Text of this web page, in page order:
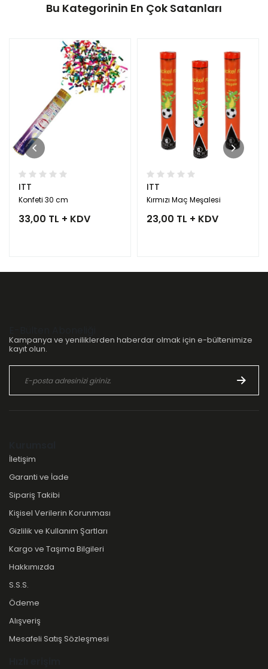
Bu Kategorinin En Çok Satanları
ITT
Konfeti 30 cm
33,00 TL + KDV
ITT
Kırmızı Maç Meşalesi
23,00 TL + KDV
Kampanya ve yeniliklerden haberdar olmak için e-bültenimize
kayıt olun.
İletişim
Garanti ve İade
Sipariş Takibi
Kişisel Verilerin Korunması
Gizlilik ve Kullanım Şartları
Kargo ve Taşıma Bilgileri
Hakkımızda
S.S.S.
Ödeme
Alışveriş
Mesafeli Satış Sözleşmesi